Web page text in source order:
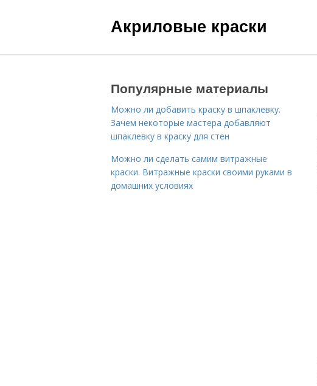
Акриловые краски
Популярные материалы
Можно ли добавить краску в шпаклевку.
Зачем некоторые мастера добавляют
шпаклевку в краску для стен
Можно ли сделать самим витражные
краски. Витражные краски своими руками в
домашних условиях